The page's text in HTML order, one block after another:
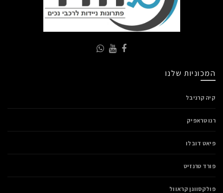
המכוניות שלנו
קיה קרניבל
רנו טראפיק
פיאט דובלו
פורד טרנזיט
פולקסווגן קראוול